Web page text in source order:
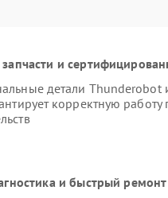
и
детали
корректную
и быстрый ремонт